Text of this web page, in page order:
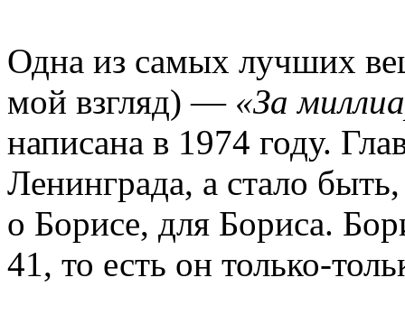
Одна из самых лучших
мой взгляд) —«За
написана в 1974 году.
Ленинграда, а стало
о Борисе, для Бориса.
41, то есть он только-